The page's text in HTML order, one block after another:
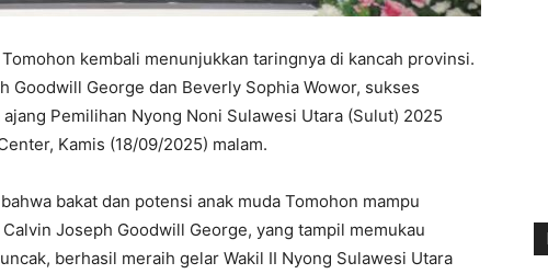
Tomohon kembali menunjukkan taringnya di kancah provinsi.
Goodwill George dan Beverly Sophia Wowor, sukses
Pemilihan Nyong Noni Sulawesi Utara (Sulut) 2025
Kamis (18/09/2025) malam.
bakat dan potensi anak muda Tomohon mampu
Joseph Goodwill George, yang tampil memukau
berhasil meraih gelar Wakil II Nyong Sulawesi Utara